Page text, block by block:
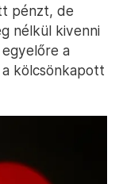
pénzt, de
nélkül kivenni
a
kölcsönkapott